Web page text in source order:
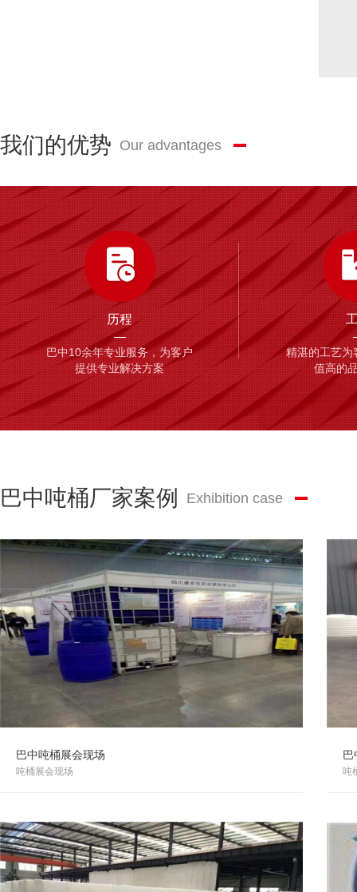
我们的优势 Our advantages
历程
巴中10余年专业服务，为客户
提供专业解决方案
精湛的工艺为
值高的
巴中吨桶厂家案例 Exhibition case
巴中吨桶展会现场
吨桶展会现场
巴
吨